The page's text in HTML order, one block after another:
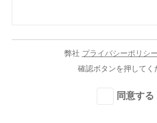
弊社 プライバシーポリシー
確認ボタンを押してく
同意する